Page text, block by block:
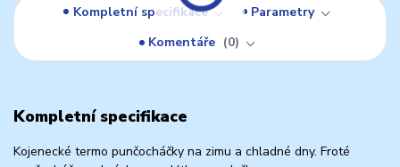
Kompletní specifikace
Parametry
Komentáře
0
Kompletní specifikace
Kojenecké termo punčocháčky na zimu a chladné dny. Froté